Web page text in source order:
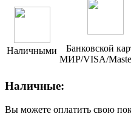
Наличными
Банковской
МИР/VISA/
Наличные:
Вы можете оплатить свою